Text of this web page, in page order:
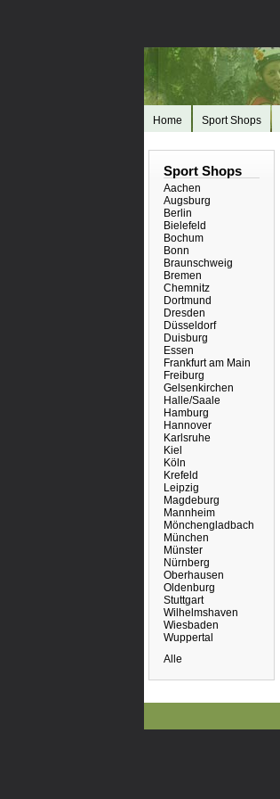
Home Sport Shops
Sport Shops
Aachen
Augsburg
Berlin
Bielefeld
Bochum
Bonn
Braunschweig
Bremen
Chemnitz
Dortmund
Dresden
Düsseldorf
Duisburg
Essen
Frankfurt am Main
Freiburg
Gelsenkirchen
Halle/Saale
Hamburg
Hannover
Karlsruhe
Kiel
Köln
Krefeld
Leipzig
Magdeburg
Mannheim
Mönchengladbach
München
Münster
Nürnberg
Oberhausen
Oldenburg
Stuttgart
Wilhelmshaven
Wiesbaden
Wuppertal
Alle